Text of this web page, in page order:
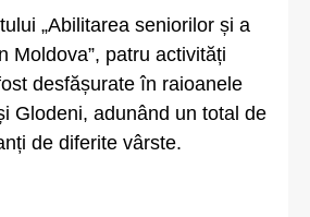
„Abilitarea seniorilor și a
Moldova”, patru activități
desfășurate în raioanele
Glodeni, adunând un total de
de diferite vârste.